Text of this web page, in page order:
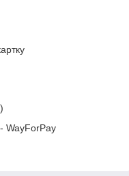
WayForPay